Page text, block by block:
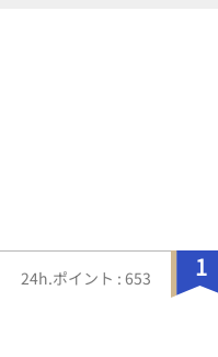
1
24h.ポイント : 653